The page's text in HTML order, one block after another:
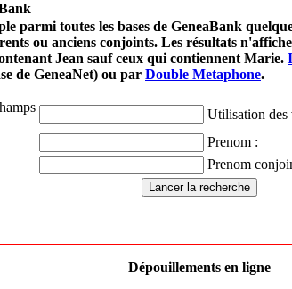
parmi toutes les bases de GeneaBank
ou anciens conjoints. Les résultats
Jean sauf ceux qui contiennent Marie.
de GeneaNet) ou par Double Metaphone.
Utilisation des
Prenom :
Prenom
Dépouillements en ligne